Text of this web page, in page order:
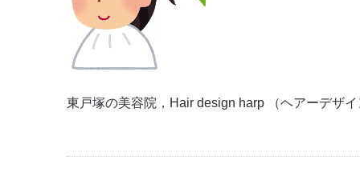
東戸塚の美容院，Hair design harp （ヘアーデザイ